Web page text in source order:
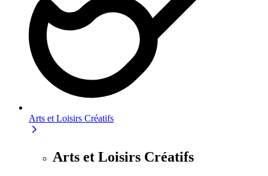
Arts et Loisirs Créatifs
Arts et Loisirs Créatifs